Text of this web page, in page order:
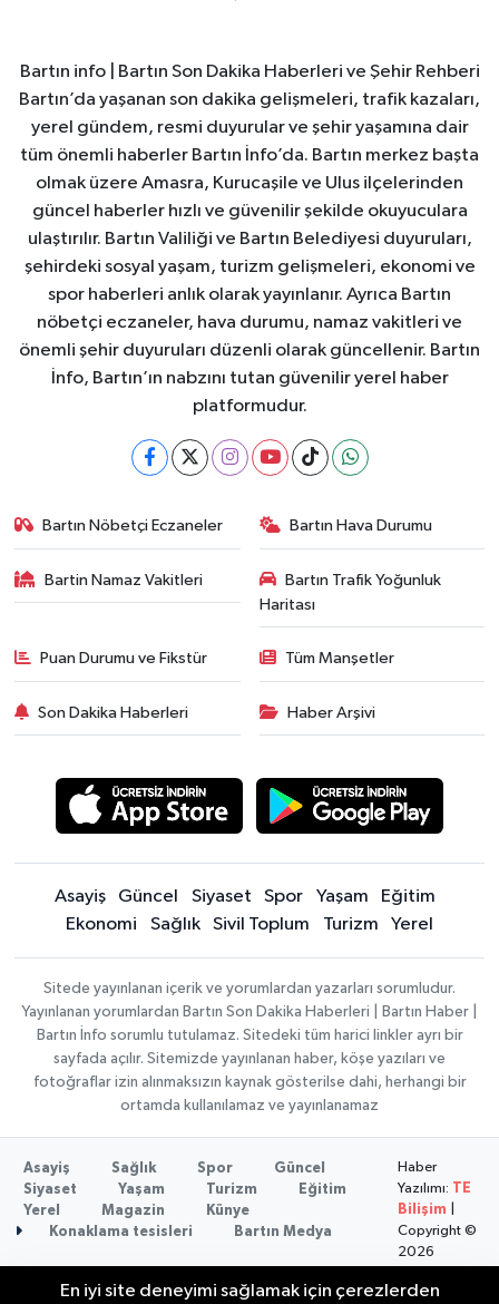
Bartın info | Bartın Son Dakika Haberleri ve Şehir Rehberi
Bartın’da yaşanan son dakika gelişmeleri, trafik kazaları,
yerel gündem, resmi duyurular ve şehir yaşamına dair
tüm önemli haberler Bartın İnfo’da. Bartın merkez başta
olmak üzere Amasra, Kurucaşile ve Ulus ilçelerinden
güncel haberler hızlı ve güvenilir şekilde okuyuculara
ulaştırılır. Bartın Valiliği ve Bartın Belediyesi duyuruları,
şehirdeki sosyal yaşam, turizm gelişmeleri, ekonomi ve
spor haberleri anlık olarak yayınlanır. Ayrıca Bartın
nöbetçi eczaneler, hava durumu, namaz vakitleri ve
önemli şehir duyuruları düzenli olarak güncellenir. Bartın
İnfo, Bartın’ın nabzını tutan güvenilir yerel haber
platformudur.
Bartın Nöbetçi Eczaneler Bartın Hava Durumu
Bartin Namaz Vakitleri
Bartın Trafik Yoğunluk
Haritası
Puan Durumu ve Fikstür Tüm Manşetler
Son Dakika Haberleri Haber Arşivi
Asayiş Güncel Siyaset Spor Yaşam
Eğitim
Ekonomi
Sağlık Sivil Toplum Turizm Yerel
Sitede yayınlanan içerik ve yorumlardan yazarları sorumludur.
Yayınlanan yorumlardan Bartın Son Dakika Haberleri | Bartın Haber |
Bartın İnfo sorumlu tutulamaz. Sitedeki tüm harici linkler ayrı bir
sayfada açılır. Sitemizde yayınlanan haber, köşe yazıları ve
fotoğraflar izin alınmaksızın kaynak gösterilse dahi, herhangi bir
ortamda kullanılamaz ve yayınlanamaz
Asayiş Sağlık Spor
Güncel
Siyaset
Yaşam Turizm
Eğitim
Yerel
Magazin
Künye
Konaklama tesisleri
Bartın Medya
Haber
Yazılımı: TE
Bilişim
Copyright ©
2026
En iyi site deneyimi sağlamak için çerezlerden